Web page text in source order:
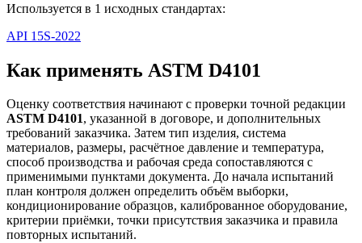
Используется в 1 исходных стандартах:
API 15S-2022
Как применять ASTM D4101
Оценку соответствия начинают с проверки точной редакции
ASTM D4101, указанной в договоре, и дополнительных
требований заказчика. Затем тип изделия, система
материалов, размеры, расчётное давление и температура,
способ производства и рабочая среда сопоставляются с
применимыми пунктами документа. До начала испытаний
план контроля должен определить объём выборки,
кондиционирование образцов, калиброванное оборудование,
критерии приёмки, точки присутствия заказчика и правила
повторных испытаний.